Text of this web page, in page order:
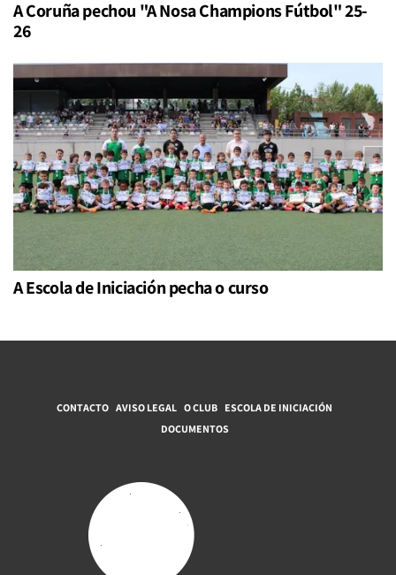
A Coruña pechou "A Nosa Champions Fútbol" 25-
26
A Escola de Iniciación pecha o curso
CONTACTO AVISO LEGAL O CLUB ESCOLA DE INICIACIÓN
DOCUMENTOS